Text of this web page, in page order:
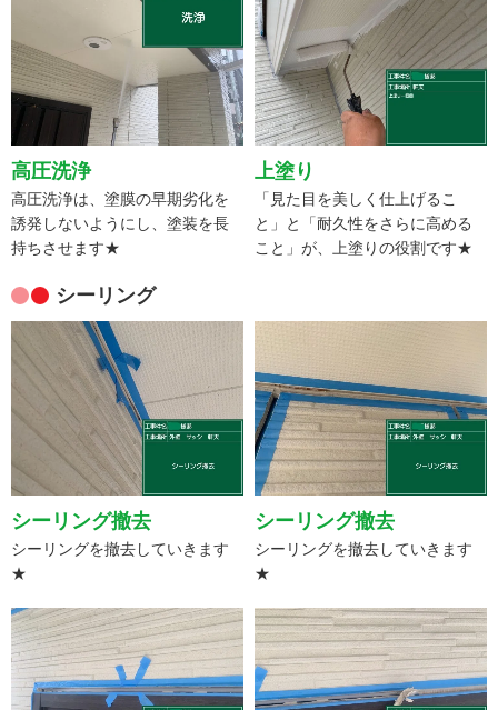
高圧洗浄
高圧洗浄は、塗膜の早期劣化を
誘発しないようにし、塗装を長
持ちさせます★
上塗り
「見た目を美しく仕上げるこ
と」と「耐久性をさらに高める
こと」が、上塗りの役割です★
シーリング
シーリング撤去
シーリングを撤去していきます
★
シーリング撤去
シーリングを撤去していきます
★